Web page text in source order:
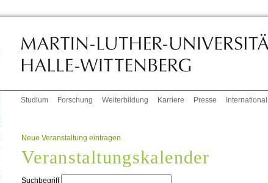
Studium Forschung Weiterbildung Karriere Presse International
Neue Veranstaltung eintragen
Veranstaltungskalender
Suchbegriff